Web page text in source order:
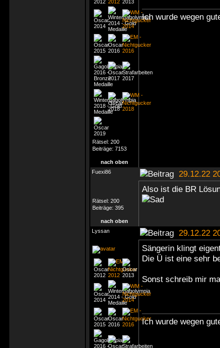
Rätsel: 200
Beiträge: 7153
Ich wurde wegen
nach oben
Fuexi86
29.12.22
Rätsel: 200
Beiträge: 395
Also ist die BR
nach oben
Lyssan
29.12.22
Sängerin klingt
Die Ü ist eine sehr
Sonst schreib mir
Ich wurde wegen